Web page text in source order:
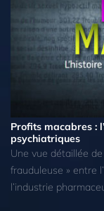
Profits macabres :
psychiatriques
Une vue détaillée
frauduleuse » entre
l’industrie